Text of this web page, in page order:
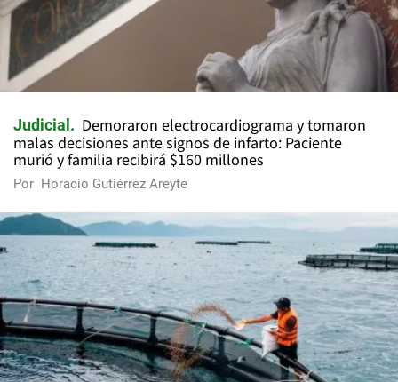
Judicial
Demoraron electrocardiograma y tomaron
malas decisiones ante signos de infarto: Paciente
murió y familia recibirá $160 millones
Por Horacio Gutiérrez Areyte